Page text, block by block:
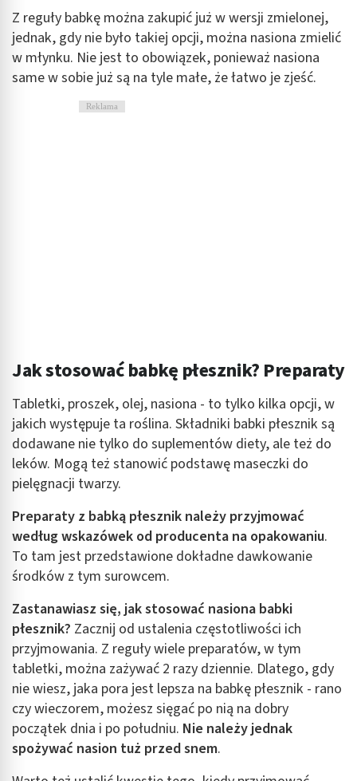
Z reguły babkę można zakupić już w wersji zmielonej,
jednak, gdy nie było takiej opcji, można nasiona zmielić
w młynku. Nie jest to obowiązek, ponieważ nasiona
same w sobie już są na tyle małe, że łatwo je zjeść.
Reklama
Jak stosować babkę płesznik? Preparaty
Tabletki, proszek, olej, nasiona - to tylko kilka opcji, w
jakich występuje ta roślina. Składniki babki płesznik są
dodawane nie tylko do suplementów diety, ale też do
leków. Mogą też stanowić podstawę maseczki do
pielęgnacji twarzy.
Preparaty z babką płesznik należy przyjmować
według wskazówek od producenta na opakowaniu.
To tam jest przedstawione dokładne dawkowanie
środków z tym surowcem.
Zastanawiasz się, jak stosować nasiona babki
płesznik? Zacznij od ustalenia częstotliwości ich
przyjmowania. Z reguły wiele preparatów, w tym
tabletki, można zażywać 2 razy dziennie. Dlatego, gdy
nie wiesz, jaka pora jest lepsza na babkę płesznik - rano
czy wieczorem, możesz sięgać po nią na dobry
początek dnia i po południu. Nie należy jednak
spożywać nasion tuż przed snem.
Użycie dokładnych danych geolokalizacyjnych
Identyfikowanie urządzeń na podstawie
aktywnie żądanych informacji
Cele przetwarzania inne niż IAB:
Niezbędne